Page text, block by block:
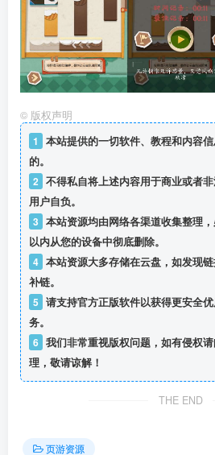
© 版权声明
1
本站提供的一切软件、教程和内容
的。
2 不得私自将上述内容用于商业或者
用户自负。
3 本站资源均由网络各渠道收集整理
以内从您的设备中彻底删除。
4 本站资源大多存储在云盘，如发现
补链。
5 请支持官方正版软件以获得更安全
务。
6 我们非常重视版权问题，如有侵权
理，敬请谅解！
THE END
页游资源